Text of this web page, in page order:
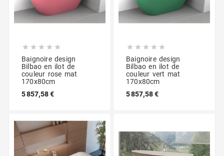
    
Baignoire design
Bilbao en ilot de
couleur rose mat
170x80cm
5 857,58 €
    
Baignoire design
Bilbao en ilot de
couleur vert mat
170x80cm
5 857,58 €